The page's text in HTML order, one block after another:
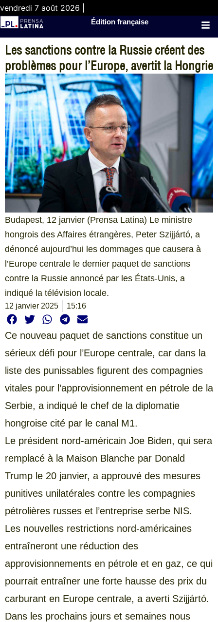
vendredi 7 août 2026 |
Édition française
Les sanctions contre la Russie créent des
problèmes pour l’Europe, avertit la Hongrie
Budapest, 12 janvier (Prensa Latina) Le ministre
hongrois des Affaires étrangères, Peter Szijjártó, a
dénoncé aujourd’hui les dommages que causera à
l’Europe centrale le dernier paquet de sanctions
contre la Russie annoncé par les États-Unis, a
indiqué la télévision locale.
12 janvier 2025 15:16
Ce nouveau paquet de sanctions constitue un
sérieux défi pour l’Europe centrale, car dans la
liste des punissables figurent des compagnies
vitales pour l’approvisionnement en pétrole de la
Serbie, a indiqué le chef de la diplomatie
hongroise cité par le canal M1.
Le président nord-américain Joe Biden, qui sera
remplacé à la Maison Blanche par Donald
Trump le 20 janvier, a approuvé des mesures
punitives unilatérales contre les compagnies
pétrolières russes et l’entreprise serbe NIS.
Les nouvelles restrictions nord-américaines
entraîneront une réduction des
approvisionnements en pétrole et en gaz, ce qui
pourrait entraîner une forte hausse des prix du
carburant en Europe centrale, a averti Szijjártó.
Dans les prochains jours et semaines nous